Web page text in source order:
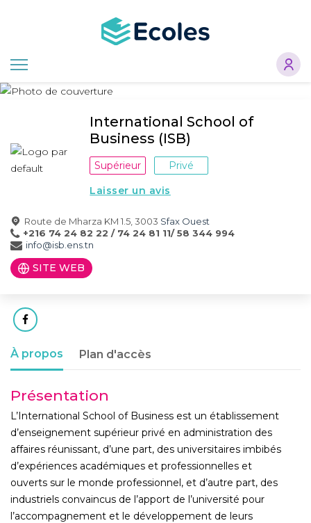
principal
International School of
Business (ISB)
Supérieur
Privé
Laisser un avis
Route de Mharza KM 1.5, 3003 Sfax Ouest
+216 74 24 82 22 / 74 24 81 11/ 58 344 994
info@isb.ens.tn
SITE WEB
À propos Plan d'accès
Présentation
L’International School of Business est un établissement
d’enseignement supérieur privé en administration des
affaires réunissant, d’une part, des universitaires imbibés
d’expériences académiques et professionnelles et
ouverts sur le monde professionnel, et d’autre part, des
industriels convaincus de l’apport de l’université pour
l’accompagnement et le développement de leurs